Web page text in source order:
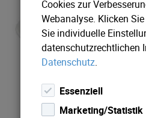
Cookies zur
Webanalyse. Klicken
Sie individuelle
datenschutzrechtlichen
Datenschutz.
Essenziell
Marketing/Statistik